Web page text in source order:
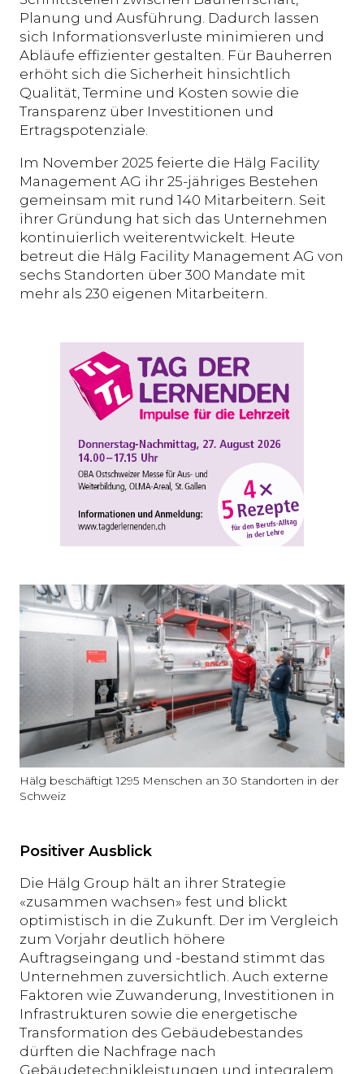
Planung und Ausführung. Dadurch lassen
sich Informationsverluste minimieren und
Abläufe effizienter gestalten. Für Bauherren
erhöht sich die Sicherheit hinsichtlich
Qualität, Termine und Kosten sowie die
Transparenz über Investitionen und
Ertragspotenziale.
Im November 2025 feierte die Hälg Facility
Management AG ihr 25-jähriges Bestehen
gemeinsam mit rund 140 Mitarbeitern. Seit
ihrer Gründung hat sich das Unternehmen
kontinuierlich weiterentwickelt. Heute
betreut die Hälg Facility Management AG von
sechs Standorten über 300 Mandate mit
mehr als 230 eigenen Mitarbeitern.
Hälg beschäftigt 1295 Menschen an 30 Standorten in der
Schweiz
Positiver Ausblick
Die Hälg Group hält an ihrer Strategie
«zusammen wachsen» fest und blickt
optimistisch in die Zukunft. Der im Vergleich
zum Vorjahr deutlich höhere
Auftragseingang und -bestand stimmt das
Unternehmen zuversichtlich. Auch externe
Faktoren wie Zuwanderung, Investitionen in
Infrastrukturen sowie die energetische
Transformation des Gebäudebestandes
dürften die Nachfrage nach
Gebäudetechnikleistungen und integralem